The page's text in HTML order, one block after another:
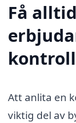
Få
Att anlita en
viktig del av